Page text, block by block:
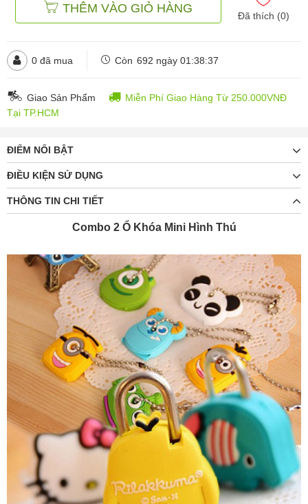
THÊM VÀO GIỎ HÀNG
Đã thích (0)
0 đã mua Còn 692 ngày 01:38:35
Giao Sản Phẩm
Miễn Phí Giao Hàng Từ 250.000VNĐ
Tại TP.HCM
ĐIỂM NỔI BẬT
ĐIỀU KIỆN SỬ DỤNG
THÔNG TIN CHI TIẾT
Combo 2 Ổ Khóa Mini Hình Thú